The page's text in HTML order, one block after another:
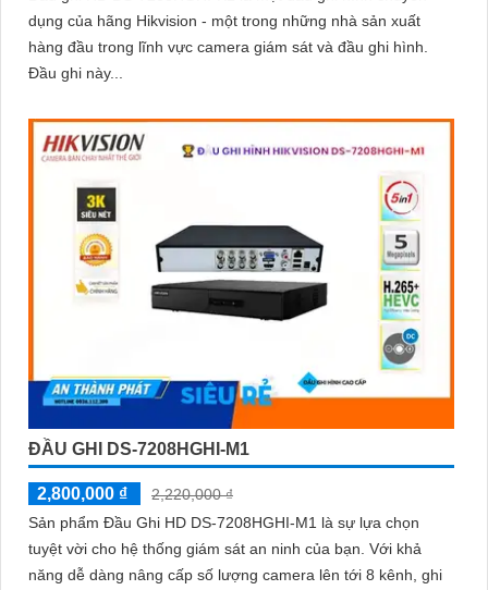
ngôi nhà hoặc doanh nghiệp của bạn, mà còn là lựa chọn thông
minh với giá cả phải chăng và hình ảnh chất lượng sắc nét. Hãy
đầu tư vào an ninh và yên tâm hơn với Camera Hikvision!
Hy vọng rằng bài viết giới thiệu trên sẽ giúp bạn thu hút được
khách hàng quan tâm đến sản phẩm Camera Hikvision giá rẻ và
chất lượng.
dụng của hãng Hikvision - một trong những nhà sản xuất
hàng đầu trong lĩnh vực camera giám sát và đầu ghi hình.
Đầu ghi này...
ĐẦU GHI DS-7208HGHI-M1
2,800,000 ₫
2,220,000 ₫
Sản phẩm Đầu Ghi HD DS-7208HGHI-M1 là sự lựa chọn
tuyệt vời cho hệ thống giám sát an ninh của bạn. Với khả
năng dễ dàng nâng cấp số lượng camera lên tới 8 kênh, ghi